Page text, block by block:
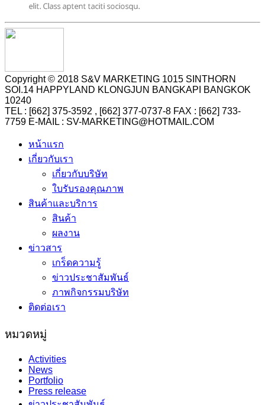
Copyright © 2018 S&V MARKETING 1015 SINTHORN
SOI.14 HAPPYLAND KLONGJUN BANGKAPI BANGKOK
10240
TEL : [662] 375-3592 , [662] 377-0737-8 FAX : [662] 733-
7759 E-MAIL : SV-MARKETING@HOTMAIL.COM
หน้าแรก
เกี่ยวกับเรา
เกี่ยวกับบริษัท
ใบรับรองคุณภาพ
สินค้าและบริการ
สินค้า
ผลงาน
ข่าวสาร
เกร็ดความรู้
ข่าวประชาสัมพันธ์
ภาพกิจกรรมบริษัท
ติดต่อเรา
หมวดหมู่
Activities
News
Portfolio
Press release